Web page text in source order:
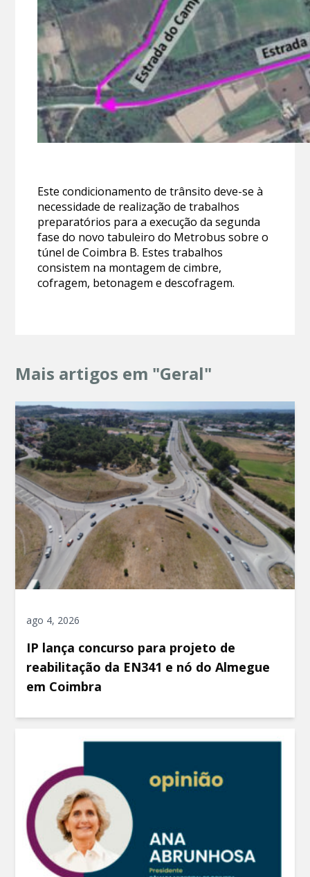
Este condicionamento de trânsito deve-se à
necessidade de realização de trabalhos
preparatórios para a execução da segunda
fase do novo tabuleiro do Metrobus sobre o
túnel de Coimbra B. Estes trabalhos
consistem na montagem de cimbre,
cofragem, betonagem e descofragem.
Mais artigos em "Geral"
ago 4, 2026
IP lança concurso para projeto de
reabilitação da EN341 e nó do Almegue
em Coimbra